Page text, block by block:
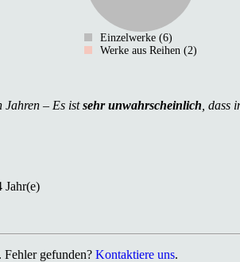
Einzelwerke (6)
Werke aus Reihen (2)
Jahren – Es istsehr unwahrscheinlich , dass
Jahr(e)
Fehler gefunden? Kontaktiere uns.